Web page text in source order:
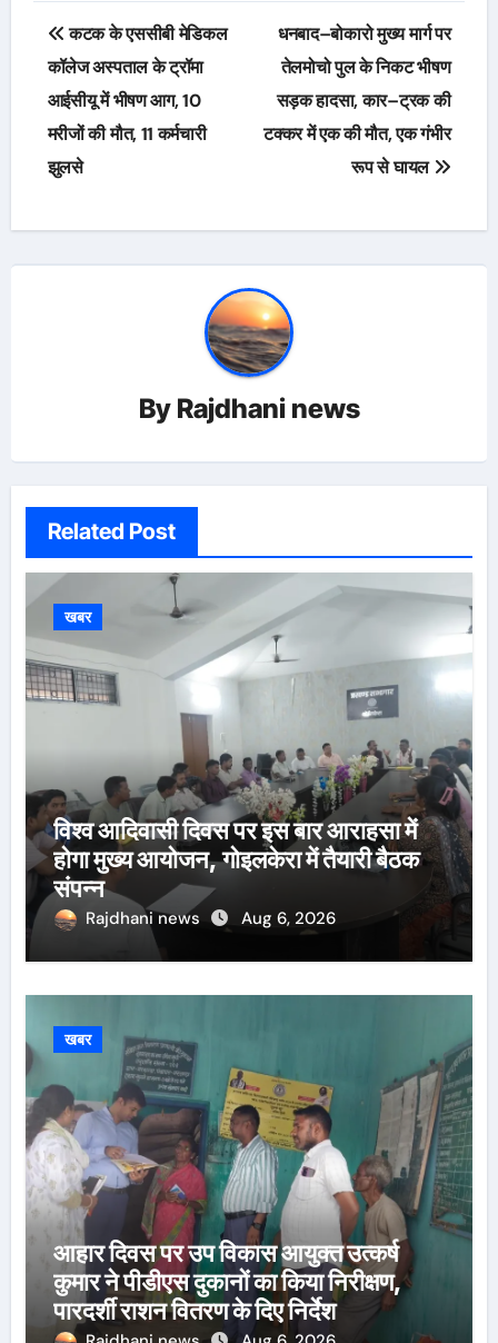
Post
navigation
कटक के एससीबी मेडिकल
कॉलेज अस्पताल के ट्रॉमा
आईसीयू में भीषण आग, 10
मरीजों की मौत, 11 कर्मचारी
झुलसे
धनबाद–बोकारो मुख्य मार्ग पर
तेलमोचो पुल के निकट भीषण
सड़क हादसा, कार–ट्रक की
टक्कर में एक की मौत, एक गंभीर
रूप से घायल
By Rajdhani news
Related Post
खबर
विश्व आदिवासी दिवस पर इस बार आराहसा में
होगा मुख्य आयोजन, गोइलकेरा में तैयारी बैठक
संपन्न
Rajdhani news Aug 6, 2026
खबर
आहार दिवस पर उप विकास आयुक्त उत्कर्ष
कुमार ने पीडीएस दुकानों का किया निरीक्षण,
पारदर्शी राशन वितरण के दिए निर्देश